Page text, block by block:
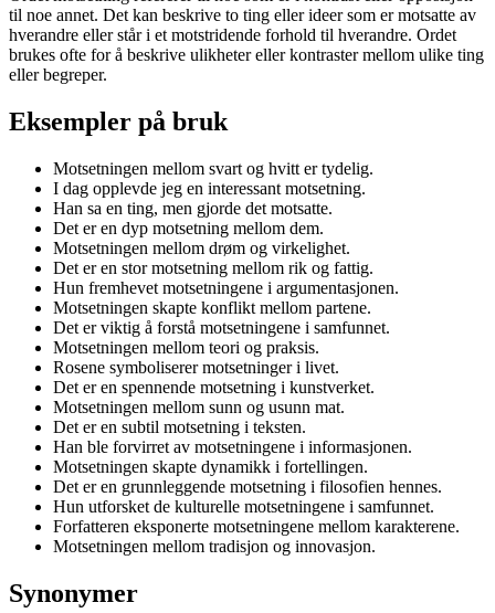
til noe annet. Det kan beskrive to ting eller ideer som er motsatte av
hverandre eller står i et motstridende forhold til hverandre. Ordet
brukes ofte for å beskrive ulikheter eller kontraster mellom ulike ting
eller begreper.
Eksempler på bruk
Motsetningen mellom svart og hvitt er tydelig.
I dag opplevde jeg en interessant motsetning.
Han sa en ting, men gjorde det motsatte.
Det er en dyp motsetning mellom dem.
Motsetningen mellom drøm og virkelighet.
Det er en stor motsetning mellom rik og fattig.
Hun fremhevet motsetningene i argumentasjonen.
Motsetningen skapte konflikt mellom partene.
Det er viktig å forstå motsetningene i samfunnet.
Motsetningen mellom teori og praksis.
Rosene symboliserer motsetninger i livet.
Det er en spennende motsetning i kunstverket.
Motsetningen mellom sunn og usunn mat.
Det er en subtil motsetning i teksten.
Han ble forvirret av motsetningene i informasjonen.
Motsetningen skapte dynamikk i fortellingen.
Det er en grunnleggende motsetning i filosofien hennes.
Hun utforsket de kulturelle motsetningene i samfunnet.
Forfatteren eksponerte motsetningene mellom karakterene.
Motsetningen mellom tradisjon og innovasjon.
Synonymer